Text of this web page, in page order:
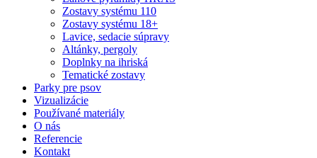
Zostavy systému 110
Zostavy systému 18+
Lavice, sedacie súpravy
Altánky, pergoly
Doplnky na ihriská
Tematické zostavy
Parky pre psov
Vizualizácie
Používané materiály
O nás
Referencie
Kontakt